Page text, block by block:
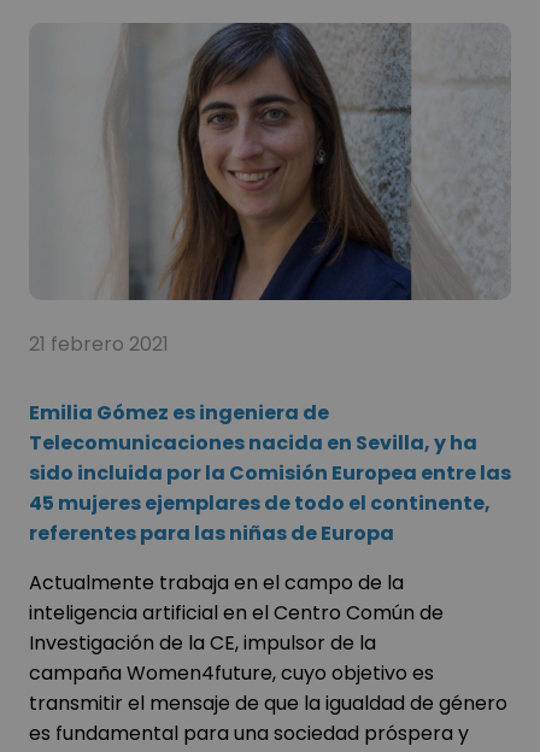
21 febrero 2021
Emilia Gómez es ingeniera de
Telecomunicaciones nacida en Sevilla, y ha
sido incluida por la Comisión Europea entre las
45 mujeres ejemplares de todo el continente,
referentes para las niñas de Europa
Actualmente trabaja en el campo de la
inteligencia artificial en el Centro Común de
Investigación de la CE, impulsor de la
campaña Women4future, cuyo objetivo es
transmitir el mensaje de que la igualdad de género
es fundamental para una sociedad próspera y